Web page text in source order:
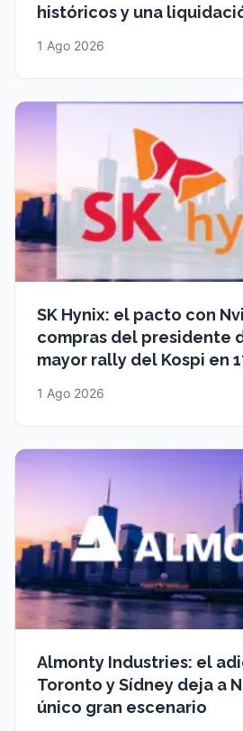
históricos y una
1 Ago 2026
SK Hynix: el pacto con
compras del presidente
mayor rally del Kospi en
1 Ago 2026
Almonty Industries: el
Toronto y Sídney deja a
único gran escenario